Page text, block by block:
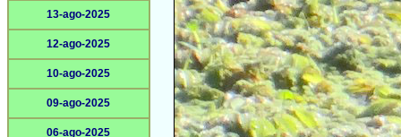
13-ago-2025
12-ago-2025
10-ago-2025
09-ago-2025
06-ago-2025